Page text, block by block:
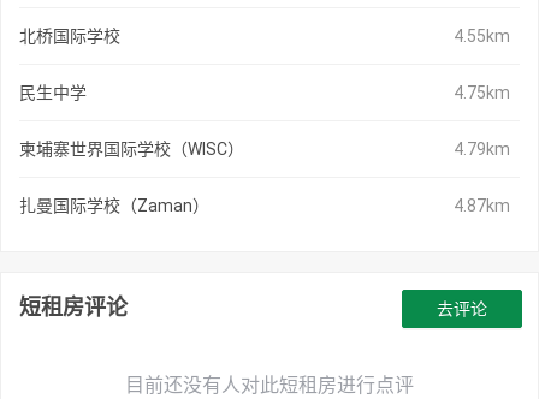
北桥国际学校 4.55km
民生中学 4.75km
柬埔寨世界国际学校（WISC） 4.79km
扎曼国际学校（Zaman） 4.87km
短租房评论
目前还没有人对此短租房进行点评
去评论